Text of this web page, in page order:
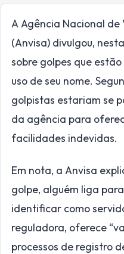
A Agência Nacional
(Anvisa) divulgou,
sobre golpes que
uso de seu nome.
golpistas estariam se
da agência para
facilidades indevidas.
Em nota, a Anvisa
golpe, alguém liga
identificar como
reguladora, oferece
processos de registro